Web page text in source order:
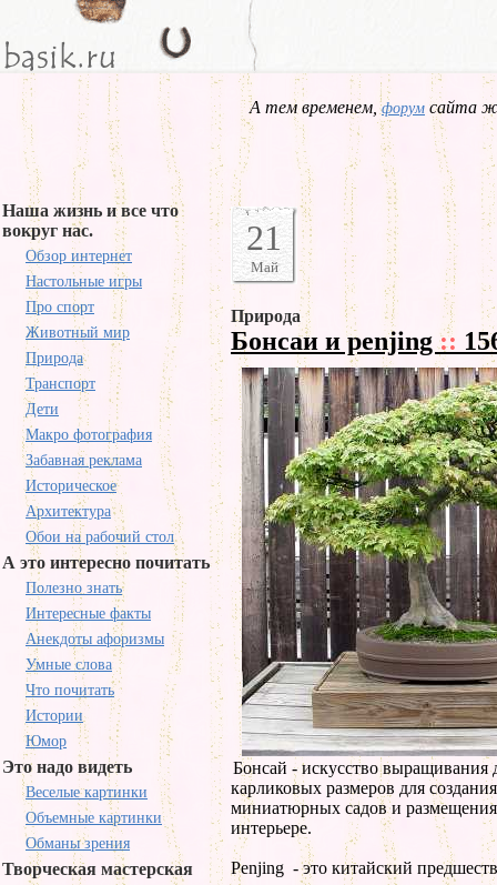
А тем временем,форум сайта
Наша жизнь и все что
вокруг нас.
Обзор интернет
Настольные игры
Про спорт
Животный мир
Природа
Транспорт
Дети
Макро фотография
Забавная реклама
Историческое
Архитектура
Обои на рабочий стол
А это интересно почитать
Полезно знать
Интересные факты
Анекдоты афоризмы
Умные слова
Что почитать
Истории
Юмор
Это надо видеть
Веселые картинки
Объемные картинки
Обманы зрения
Творческая мастерская
21
Май
Природа
Бонсаи и penjing::
Бонсай - искусство выращивания
карликовых размеров для
миниатюрных садов и
интерьере.
Penjing - это китайский